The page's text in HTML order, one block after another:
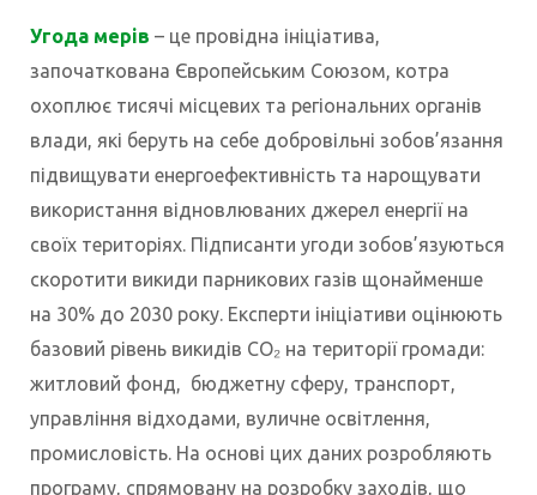
Угода мерів – це провідна ініціатива,
започаткована Європейським Союзом, котра
охоплює тисячі місцевих та регіональних органів
влади, які беруть на себе добровільні зобов’язання
підвищувати енергоефективність та нарощувати
використання відновлюваних джерел енергії на
своїх територіях. Підписанти угоди зобов’язуються
скоротити викиди парникових газів щонайменше
на 30% до 2030 року. Експерти ініціативи оцінюють
базовий рівень викидів CO₂ на території громади:
житловий фонд, бюджетну сферу, транспорт,
управління відходами, вуличне освітлення,
промисловість. На основі цих даних розробляють
програму, спрямовану на розробку заходів, що